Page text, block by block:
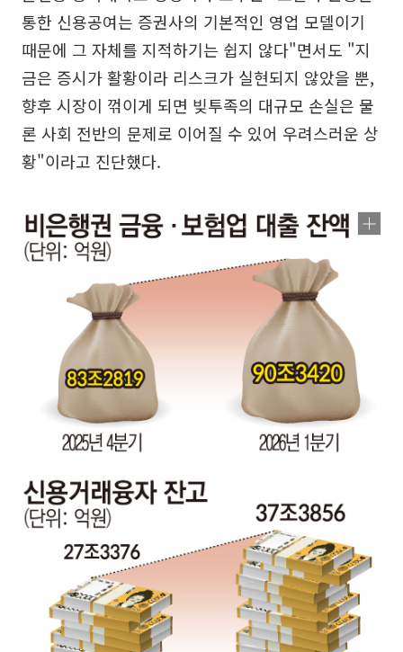
통한 신용공여는 증권사의 기본적인 영업 모델이기
때문에 그 자체를 지적하기는 쉽지 않다"면서도 "지
금은 증시가 활황이라 리스크가 실현되지 않았을 뿐,
향후 시장이 꺾이게 되면 빚투족의 대규모 손실은 물
론 사회 전반의 문제로 이어질 수 있어 우려스러운 상
황"이라고 진단했다.